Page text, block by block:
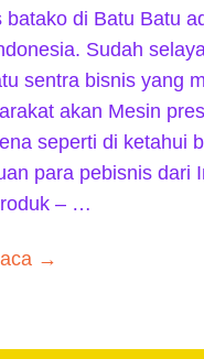
batako di Batu Batu
Sudah
sentra bisnis yang
akan Mesin
seperti di ketahui
para pebisnis dari
– …
→